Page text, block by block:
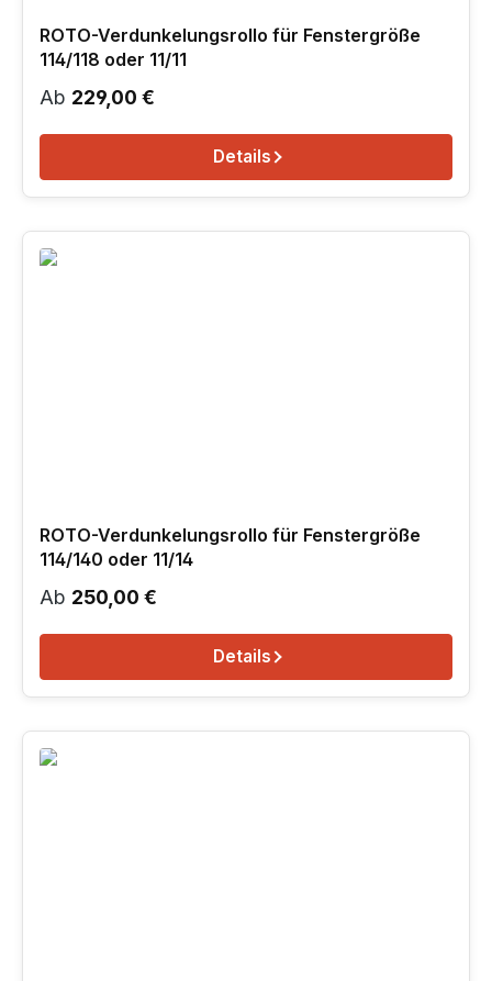
ROTO-Verdunkelungsrollo für Fenstergröße
114/118 oder 11/11
Regulärer Preis:
Ab 229,00 €
Details
ROTO-Verdunkelungsrollo für Fenstergröße
114/140 oder 11/14
Regulärer Preis:
Ab 250,00 €
Details